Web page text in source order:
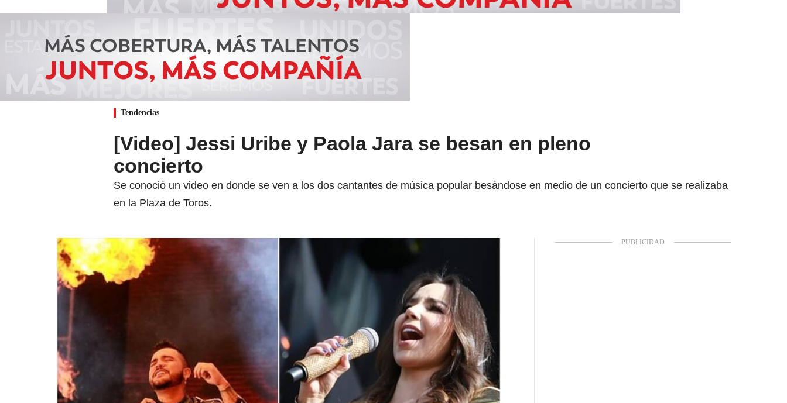
Tendencias
[Video] Jessi Uribe y Paola Jara se besan en pleno
concierto
Se conoció un video en donde se ven a los dos cantantes de música popular besándose en medio de un concierto que se realizaba
en la Plaza de Toros.